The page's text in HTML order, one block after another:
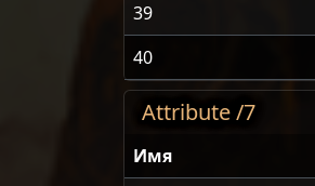
39
40
Attribute /7
Имя